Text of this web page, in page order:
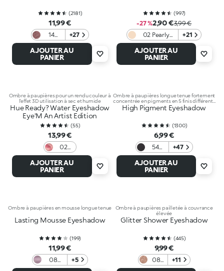
(2181)
11,99 €
14
Rosy
Brown
+27
AJOUTER AU
PANIER
(997)
-27 %2,90 €3,99 €
02 Pearly
Champagne
+21
AJOUTER AU
PANIER
Ombre à paupières pour un rendu couleur à
l’effet 3D utilisation à sec et humide
Hue Ready? Water Eyeshadow
Eye'M An Artist Edition
(55)
13,99 €
02
Lava
vision
AJOUTER AU
PANIER
Ombre à paupières longue tenue fortement
concentrée en pigments en 5 finis différents
: mat nacré métallisé satiné et scintillant
High Pigment Eyeshadow
(1300)
6,99 €
54
Matte
Black
+47
AJOUTER AU
PANIER
Ombre à paupières en mousse longue tenue
Lasting Mousse Eyeshadow
(199)
11,99 €
08
Dark
+5
Ombre à paupières pailletée à couvrance
élevée
Glitter Shower Eyeshadow
(445)
9,99 €
08
Into
+11